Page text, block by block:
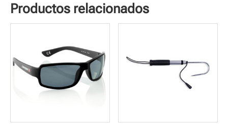
Productos relacionados